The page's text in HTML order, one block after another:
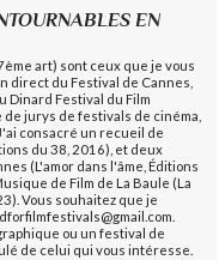
EN
art) sont ceux que je vous
direct du Festival de Cannes,
Dinard Festival du Film
jurys de festivals de cinéma,
consacré un recueil de
du 38, 2016), et deux
(L'amor dans l'âme, Éditions
de Film de La Baule (La
Vous souhaitez que je
ou un festival de
de celui qui vous intéresse.